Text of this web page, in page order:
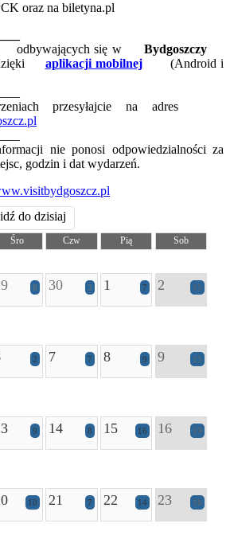
oraz na biletyna.pl
odbywających się wBydgoszczy
dzięki aplikacji mobilnej
(Android i
przesyłajcie na adres
nie ponosi odpowiedzialności za
godzin i dat wydarzeń.
idź do dzisiaj
Śro Czw Pią
Sob
8 30 3 1 7 2 15
2 7 7 8 9 9 15
9 14 8 15 16 16 19
10 21 7 22 14 23 16